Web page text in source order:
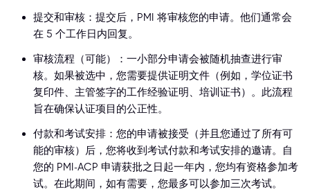
提交和审核：提交后，PMI 将审核您的申请。他们通常会
在 5 个工作日内回复。
审核流程（可能）：一小部分申请会被随机抽查进行审
核。如果被选中，您需要提供证明文件（例如，学位证书
复印件、主管签字的工作经验证明、培训证书）。此流程
旨在确保认证项目的公正性。
付款和考试安排：您的申请被接受（并且您通过了所有可
能的审核）后，您将收到考试付款和考试安排的邀请。自
您的 PMI-ACP 申请获批之日起一年内，您均有资格参加考
试。在此期间，如有需要，您最多可以参加三次考试。